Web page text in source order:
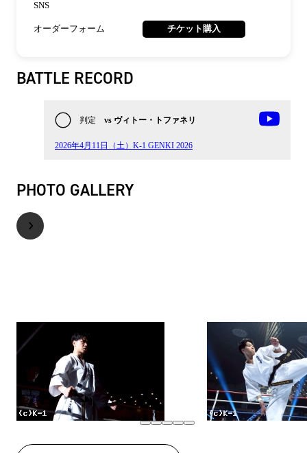
SNS
オーダーフォーム チケット購入
BATTLE RECORD
判定 vs ヴィトー・トファネリ
2026年4月11日（土）K-1 GENKI 2026
PHOTO GALLERY